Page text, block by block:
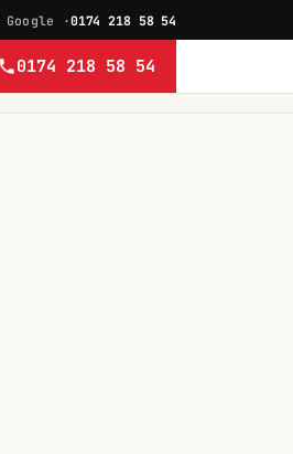
·0174 218 58 54
0174 218 58 54